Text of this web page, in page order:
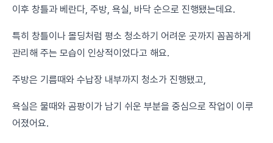
이후 창틀과 베란다, 주방, 욕실, 바닥 순으로 진행됐는데요.
특히 창틀이나 몰딩처럼 평소 청소하기 어려운 곳까지 꼼꼼하게
관리해 주는 모습이 인상적이었다고 해요.
주방은 기름때와 수납장 내부까지 청소가 진행됐고,
욕실은 물때와 곰팡이가 남기 쉬운 부분을 중심으로 작업이 이루
어졌어요.